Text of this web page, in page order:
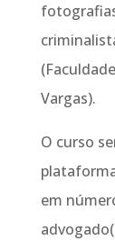
Vargas).
O curso
em